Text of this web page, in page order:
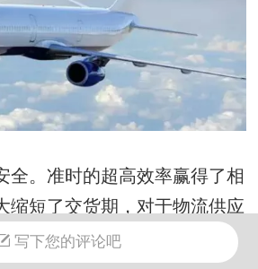
全。准时的超高效率赢得了相
缩短了交货期，对于物流供应
循环起到了极大的促动作用。
写下您的评论吧